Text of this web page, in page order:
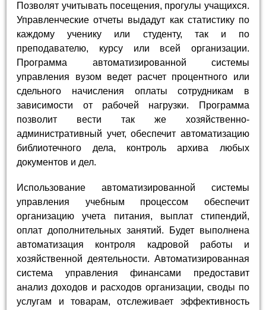
Позволят учитывать посещения, прогулы учащихся.
Управленческие отчеты выдадут как статистику по
каждому ученику или студенту, так и по
преподавателю, курсу или всей организации.
Программа автоматизированной системы
управления вузом ведет расчет процентного или
сдельного начисления оплаты сотрудникам в
зависимости от рабочей нагрузки. Программа
позволит вести так же хозяйственно-
административный учет, обеспечит автоматизацию
библиотечного дела, контроль архива любых
документов и дел.
Использование автоматизированной системы
управления учебным процессом обеспечит
организацию учета питания, выплат стипендий,
оплат дополнительных занятий. Будет выполнена
автоматизация контроля кадровой работы и
хозяйственной деятельности. Автоматизированная
система управления финансами предоставит
анализ доходов и расходов организации, своды по
услугам и товарам, отслеживает эффективность